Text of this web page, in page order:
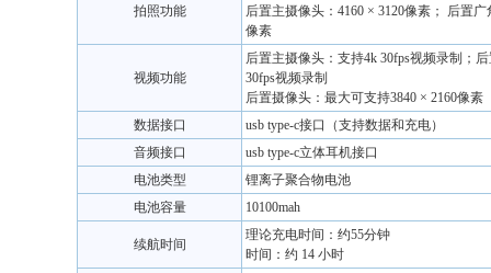
拍照功能
后置主摄像头：4160 × 3120像素； 后置广
像素
视频功能
后置主摄像头：支持4k 30fps视频录制；
30fps视频录制
后置摄像头：最大可支持3840 × 2160像素
数据接口
usb type-c接口（支持数据和充电）
音频接口
usb type-c立体耳机接口
电池类型
锂离子聚合物电池
电池容量
10100mah
续航时间
理论充电时间：约55分钟
时间：约 14 小时